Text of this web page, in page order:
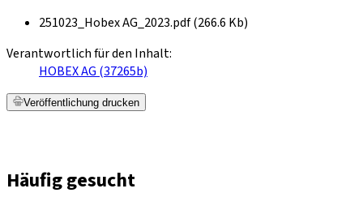
251023_Hobex AG_2023.pdf (266.6 Kb)
Verantwortlich für den Inhalt:
HOBEX AG (37265b)
Veröffentlichung drucken
Häufig gesucht